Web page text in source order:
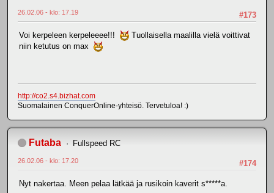
#173
26.02.06 - klo: 17.19
Voi kerpeleen kerpeleeee!!!
Tuollaisella maalilla vielä voittivat
niin ketutus on max
http://co2.s4.bizhat.com
Suomalainen ConquerOnline-yhteisö. Tervetuloa! :)
Futaba Fullspeed RC
#174
26.02.06 - klo: 17.20
Nyt nakertaa. Meen pelaa lätkää ja rusikoin kaverit s*****a.